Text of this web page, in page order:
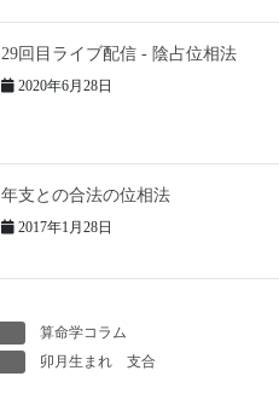
29回目ライブ配信 - 陰占位相法
2020年6月28日
年支との合法の位相法
2017年1月28日
算命学コラム
卯月生まれ 支合